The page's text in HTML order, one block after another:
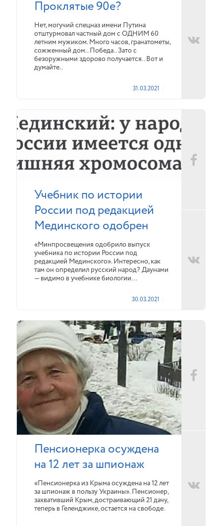
Проклятые 90е?
Нет, могучий спецназ имени Путина
отштурмовал частный дом с ОДНИМ 60
летним мужиком. Много часов, гранатометы,
сожженный дом.. Победа.. Зато с
безоружными здорово получается.. Вот и
думайте..
31.03.2021
Учебник по истории
России под редакцией
Мединского одобрен
«Минпросвещения одобрило выпуск
учебника по истории России под
редакцией Мединского». Интересно, как
там он определил русский народ? Даунами
— видимо в учебнике биологии…
30.03.2021
Пенсионерка осуждена
на 12 лет за шпионаж
«Пенсионерка из Крыма осуждена на 12 лет
за шпионаж в пользу Украины». Пенсионер,
захвативший Крым, достраивающий 21 дачу,
теперь в Геленджике, остается на свободе.